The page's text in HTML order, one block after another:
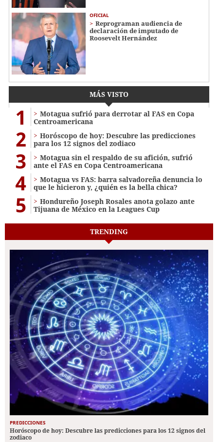
OFICIAL
Reprograman audiencia de
declaración de imputado de
Roosevelt Hernández
MÁS VISTO
1
Motagua sufrió para derrotar al FAS en Copa
Centroamericana
2
Horóscopo de hoy: Descubre las predicciones
para los 12 signos del zodiaco
3
Motagua sin el respaldo de su afición, sufrió
ante el FAS en Copa Centroamericana
4
Motagua vs FAS: barra salvadoreña denuncia lo
que le hicieron y, ¿quién es la bella chica?
5
Hondureño Joseph Rosales anota golazo ante
Tijuana de México en la Leagues Cup
TRENDING
PREDICCIONES
Horóscopo de hoy: Descubre las predicciones para los 12 signos del
zodiaco